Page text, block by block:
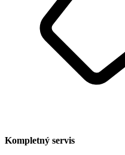
Kompletný servis